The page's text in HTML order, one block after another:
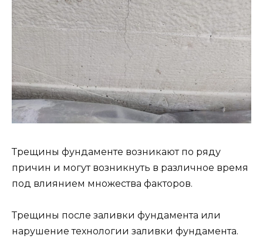
Трещины фундаменте возникают по ряду
причин и могут возникнуть в различное время
под влиянием множества факторов.
Трещины после заливки фундамента или
нарушение технологии заливки фундамента.